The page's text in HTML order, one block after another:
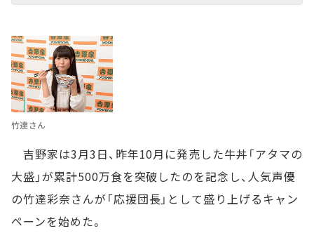
竹達さん
吉野家は3月3日、昨年10月に発売した牛丼「アタマの
大盛」が累計500万食を突破したのを記念し、人気声優
の竹達彩奈さんが「応援団長」として盛り上げるキャン
ペーンを始めた。